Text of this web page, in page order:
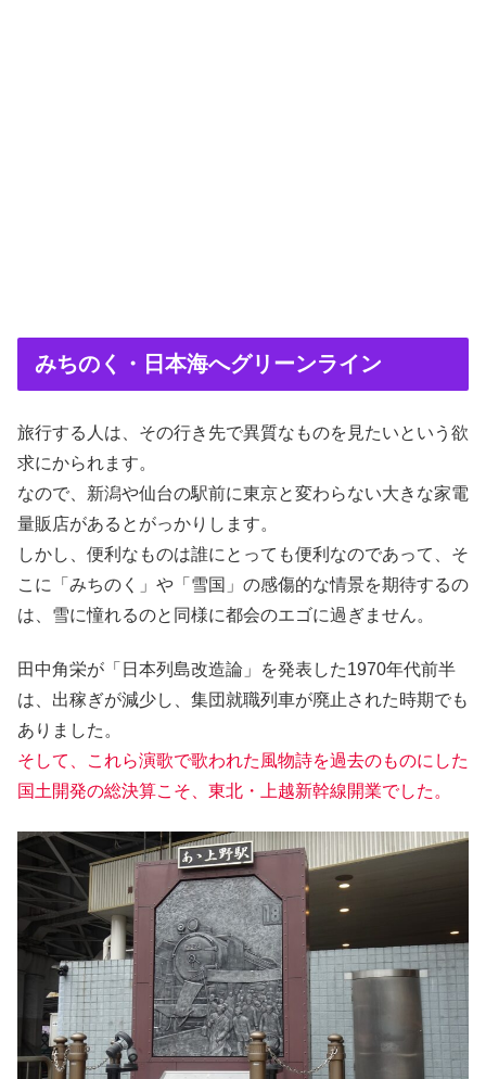
みちのく・日本海へグリーンライン
旅行する人は、その行き先で異質なものを見たいという欲
求にかられます。
なので、新潟や仙台の駅前に東京と変わらない大きな家電
量販店があるとがっかりします。
しかし、便利なものは誰にとっても便利なのであって、そ
こに「みちのく」や「雪国」の感傷的な情景を期待するの
は、雪に憧れるのと同様に都会のエゴに過ぎません。
田中角栄が「日本列島改造論」を発表した1970年代前半
は、出稼ぎが減少し、集団就職列車が廃止された時期でも
ありました。
そして、これら演歌で歌われた風物詩を過去のものにした
国土開発の総決算こそ、東北・上越新幹線開業でした。